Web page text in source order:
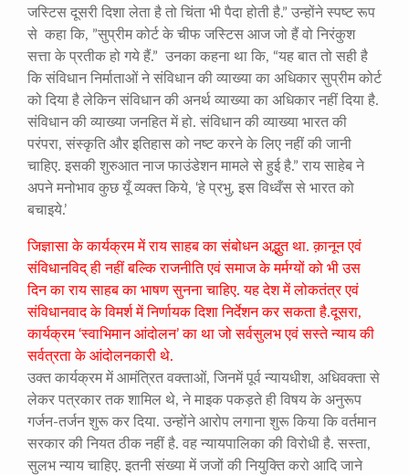
जस्टिस दूसरी दिशा लेता है तो चिंता भी पैदा होती है.” उन्होंने स्पष्ट रूप
से कहा कि, ”सुप्रीम कोर्ट के चीफ जस्टिस आज जो हैं वो निरंकुश
सत्ता के प्रतीक हो गये हैं.” उनका कहना था कि, “यह बात तो सही है
कि संविधान निर्माताओं ने संविधान की व्याख्या का अधिकार सुप्रीम कोर्ट
को दिया है लेकिन संविधान की अनर्थ व्याख्या का अधिकार नहीं दिया है.
संविधान की व्याख्या जनहित में हो. संविधान की व्याख्या भारत की
परंपरा, संस्कृति और इतिहास को नष्ट करने के लिए नहीं की जानी
चाहिए. इसकी शुरुआत नाज फाउंडेशन मामले से हुई है.” राय साहेब ने
अपने मनोभाव कुछ यूँ व्यक्त किये, ‘हे प्रभु, इस विध्वँस से भारत को
बचाइये.’
जिज्ञासा के कार्यक्रम में राय साहब का संबोधन अद्भुत था. क़ानून एवं
संविधानविद् ही नहीं बल्कि राजनीति एवं समाज के मर्मग्यों को भी उस
दिन का राय साहब का भाषण सुनना चाहिए. यह देश में लोकतंत्र एवं
संविधानवाद के विमर्श में निर्णायक दिशा निर्देशन कर सकता है.दूसरा,
कार्यक्रम ‘स्वाभिमान आंदोलन’ का था जो सर्वसुलभ एवं सस्ते न्याय की
सर्वत्रता के आंदोलनकारी थे.
उक्त कार्यक्रम में आमंत्रित वक्ताओं, जिनमें पूर्व न्यायधीश, अधिवक्ता से
लेकर पत्रकार तक शामिल थे, ने माइक पकड़ते ही विषय के अनुरूप
गर्जन-तर्जन शुरू कर दिया. उन्होंने आरोप लगाना शुरू किया कि वर्तमान
सरकार की नियत ठीक नहीं है. वह न्यायपालिका की विरोधी है. सस्ता,
सुलभ न्याय चाहिए. इतनी संख्या में जजों की नियुक्ति करो आदि जाने